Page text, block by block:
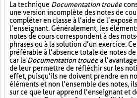
La technique Documentation trouée
une version incomplète des notes de
compléter en classe à l’aide de l’exposé
l’enseignant. Généralement, les
notes de cours correspondent à des
phrases ou à la solution d’un exercice.
préférable à l’absence totale de notes
car la Documentation trouéea
de leur permettre de réfléchir sur les
effet, puisqu’ils ne doivent prendre en
éléments et non l’ensemble des notes,
sur ce que leur apprend l’enseignant et